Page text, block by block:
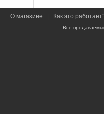
О магазине Как это
Все